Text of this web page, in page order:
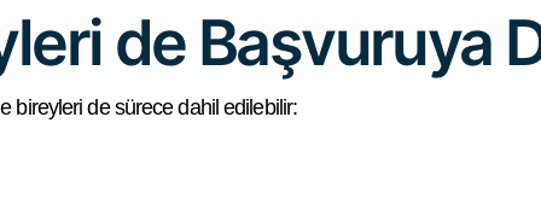
de Başvuruya
bireyleri de sürece dahil edilebilir: